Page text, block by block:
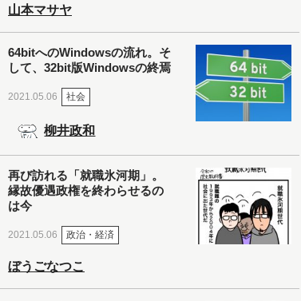
山本マサヤ
64bitへのWindowsの流れ。そ
して、32bit版Windowsの終焉
2021.05.06 社会
柳井政和
再び訪れる「就職氷河期」。
縁故優遇政権を終わらせるの
は今
2021.05.06 政治・経済
ぼうごなつこ